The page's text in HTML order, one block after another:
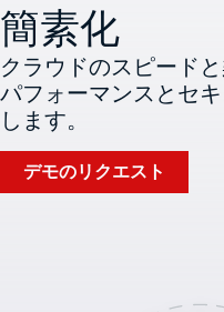
簡素化
クラウドのスピード
パフォーマンスとセ
します。
デモのリクエスト